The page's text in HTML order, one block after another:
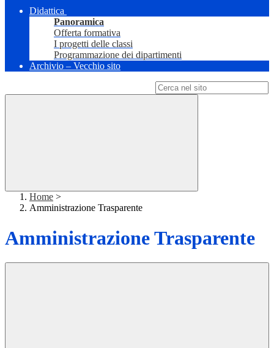
Didattica
Panoramica
Offerta formativa
I progetti delle classi
Programmazione dei dipartimenti
Archivio – Vecchio sito
Home >
Amministrazione Trasparente
Amministrazione Trasparente